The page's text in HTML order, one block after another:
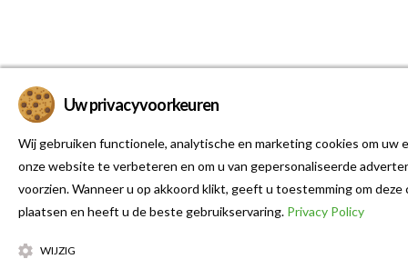
Uw privacyvoorkeuren
Wij gebruiken functionele, analytische en marketing cookies om uw
onze website te verbeteren en om u van gepersonaliseerde
voorzien. Wanneer u op akkoord klikt, geeft u toestemming om deze
plaatsen en heeft u de beste gebruikservaring. Privacy Policy
WIJZIG